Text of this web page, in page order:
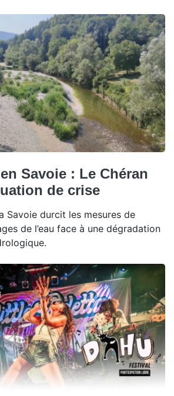
Savoie : Le Chéran
de crise
Savoie durcit les mesures de
de l’eau face à une dégradation